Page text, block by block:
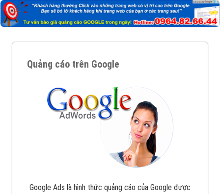
Nếu bạn đang cần quảng cáo, thiết kế web,
triển Website cho doanh nghiệp mình
. Đừng chần
chừ hãy nhấc máy lên và gọi ngay cho chúng tôi theo
Hotline: 0964 82 6644 (24/7) hoặc email:
để được tư vấn chuyên
sâu về giải pháp marketing hiệu quả cho doanh nghiệp